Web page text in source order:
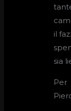
il
sia
Per